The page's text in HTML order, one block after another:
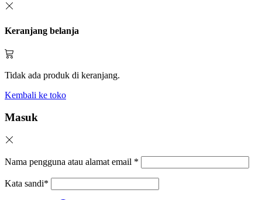
Keranjang belanja
Tidak ada produk di keranjang.
Kembali ke toko
Masuk
Nama pengguna atau alamat email *
Kata sandi*